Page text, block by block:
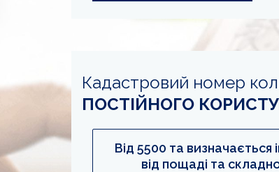
Кадастровий номер
ПОСТІЙНОГО
Від 5500 та
від пощаді та